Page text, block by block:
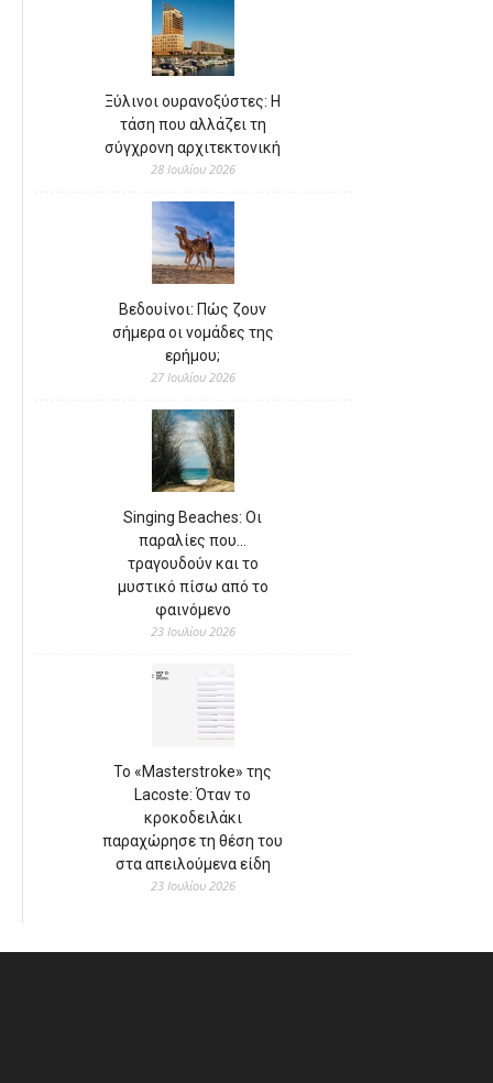
Ξύλινοι ουρανοξύστες: Η
τάση που αλλάζει τη
σύγχρονη αρχιτεκτονική
28 Ιουλίου 2026
Βεδουίνοι: Πώς ζουν
σήμερα οι νομάδες της
ερήμου;
27 Ιουλίου 2026
Singing Beaches: Οι
παραλίες που…
τραγουδούν και το
μυστικό πίσω από το
φαινόμενο
23 Ιουλίου 2026
Το «Masterstroke» της
Lacoste: Όταν το
κροκοδειλάκι
παραχώρησε τη θέση του
στα απειλούμενα είδη
23 Ιουλίου 2026